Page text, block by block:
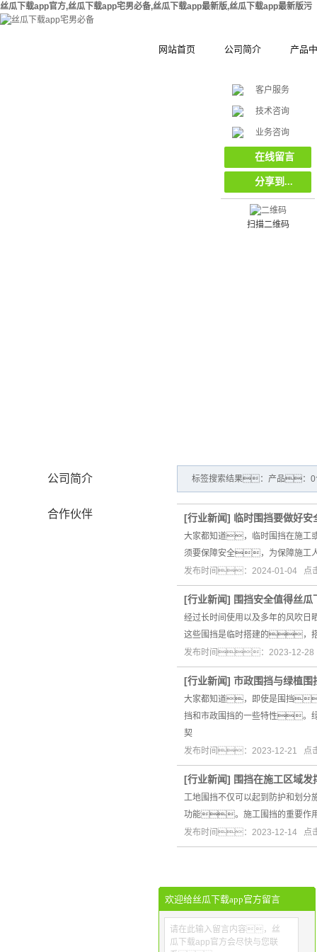
丝瓜下载app官方,丝瓜下载app宅男必备,丝瓜下载app最新版,丝瓜下载app最新版污
网站首页 公司简介
合作伙伴
产品
木塑拼
集装箱
工地工
环保复
公司简介
合作伙伴
标签搜索结果：产品：
[行业新闻] 临时围挡要做好安
大家都知道，临时围挡在施
须要保障安全，为保障施工
发布时间：2024-01-04 点
[行业新闻] 围挡安全值得丝
经过长时间使用以及多年的风吹
这些围挡是临时搭建的，
发布时间：2023-12-
[行业新闻] 市政围挡与绿植围
大家都知道，即使是围挡
挡和市政围挡的一些特性。
契
发布时间：2023-12-21 点
[行业新闻] 围挡在施工区域发
工地围挡不仅可以起到防护和
功能。施工围挡的重要作
发布时间：2023-12-14 点
客户服务
技术咨询
业务咨询
在线留言
分享到...
扫描二维码
欢迎给丝瓜下载app官方留言
请在此输入留言内容，丝
瓜下载app官方会尽快与您联